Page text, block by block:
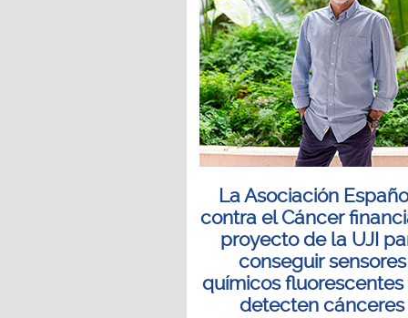
La Asociación
contra el Cáncer
proyecto de la UJI
conseguir sensores
químicos
detecten cánceres